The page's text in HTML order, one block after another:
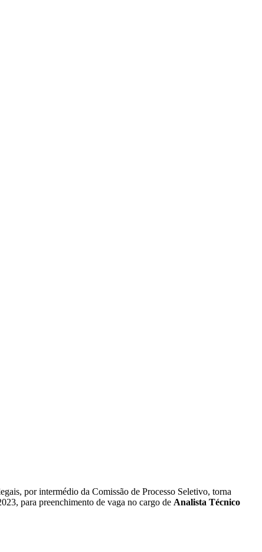
por intermédio da Comissão de Processo Seletivo, torna
para preenchimento de vaga no cargo de Analista Técnico